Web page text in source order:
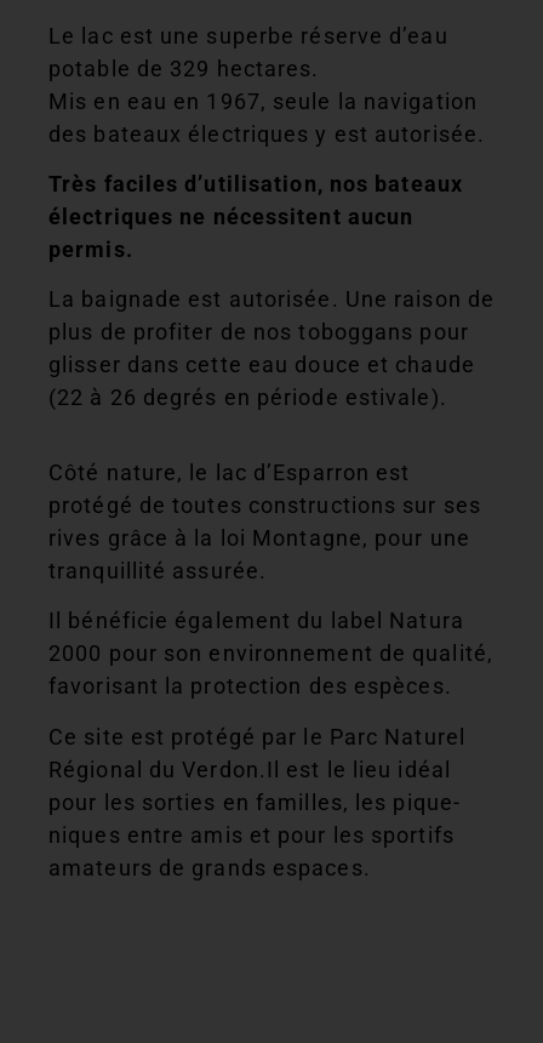
Le lac est une superbe réserve d’eau
potable de 329 hectares.
Mis en eau en 1967, seule la navigation
des bateaux électriques y est autorisée.
Très faciles d’utilisation, nos bateaux
électriques ne nécessitent aucun
permis.
La baignade est autorisée. Une raison de
plus de profiter de nos toboggans pour
glisser dans cette eau douce et chaude
(22 à 26 degrés en période estivale).
Côté nature, le lac d’Esparron est
protégé de toutes constructions sur ses
rives grâce à la loi Montagne, pour une
tranquillité assurée.
Il bénéficie également du label Natura
2000 pour son environnement de qualité,
favorisant la protection des espèces.
Ce site est protégé par le Parc Naturel
Régional du Verdon.Il est le lieu idéal
pour les sorties en familles, les pique-
niques entre amis et pour les sportifs
amateurs de grands espaces.